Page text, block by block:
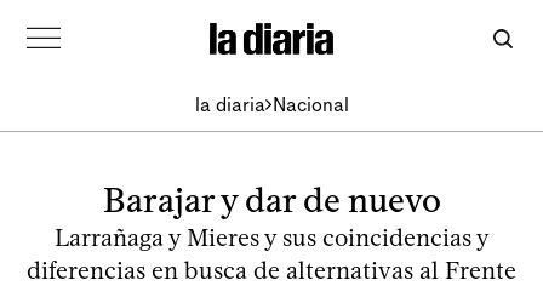
la diaria Nacional
Barajar y dar de nuevo
Larrañaga y Mieres y sus coincidencias y
diferencias en busca de alternativas al Frente